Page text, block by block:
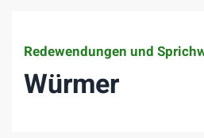
Redewendungen und
Würmer